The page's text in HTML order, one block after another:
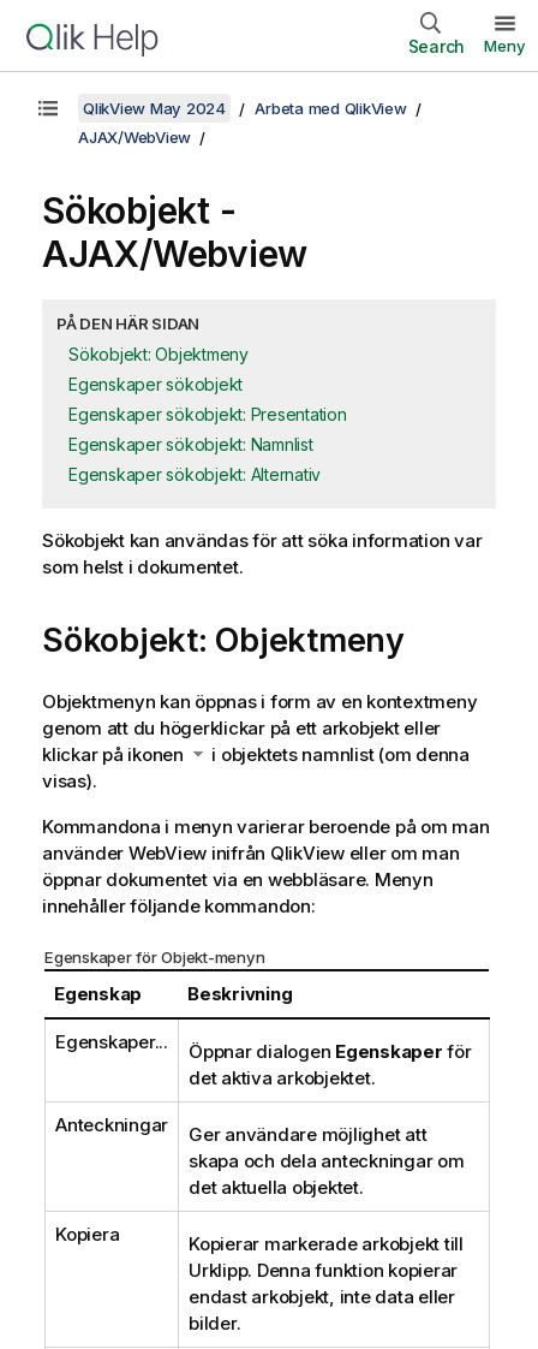
Search Meny
QlikView May 2024
Arbeta med QlikView
AJAX/WebView
Sökobjekt -
AJAX/Webview
PÅ DEN HÄR SIDAN
Sökobjekt: Objektmeny
Egenskaper sökobjekt
Egenskaper sökobjekt: Presentation
Egenskaper sökobjekt: Namnlist
Egenskaper sökobjekt: Alternativ
Sökobjekt kan användas för att söka information var
som helst i dokumentet.
Sökobjekt: Objektmeny
Objektmenyn kan öppnas i form av en kontextmeny
genom att du högerklickar på ett arkobjekt eller
klickar på ikonen
i objektets namnlist (om denna
visas).
Kommandona i menyn varierar beroende på om man
använder WebView inifrån QlikView eller om man
öppnar dokumentet via en webbläsare. Menyn
innehåller följande kommandon:
Egenskaper för Objekt-menyn
Egenskap Beskrivning
Egenskaper... Öppnar dialogen Egenskaper för
det aktiva arkobjektet.
Anteckningar
Ger användare möjlighet att
skapa och dela anteckningar om
det aktuella objektet.
Kopiera
Kopierar markerade arkobjekt till
Urklipp. Denna funktion kopierar
endast arkobjekt, inte data eller
bilder.